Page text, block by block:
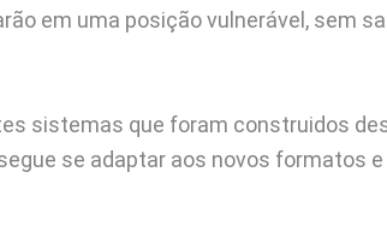
em uma posição vulnerável, sem
sistemas que foram construidos
se adaptar aos novos formatos